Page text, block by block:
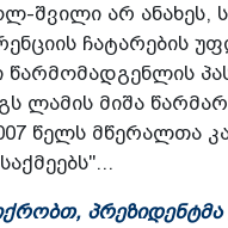
შვილი არ ანახეს,
ჩატარების
ლამის მიშა
წელს მწერალთა
პრეზიდენტმა